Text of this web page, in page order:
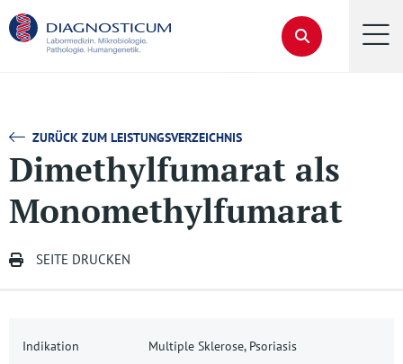
ZURÜCK ZUM LEISTUNGSVERZEICHNIS
Dimethylfumarat als
Monomethylfumarat
SEITE DRUCKEN
Indikation Multiple Sklerose, Psoriasis